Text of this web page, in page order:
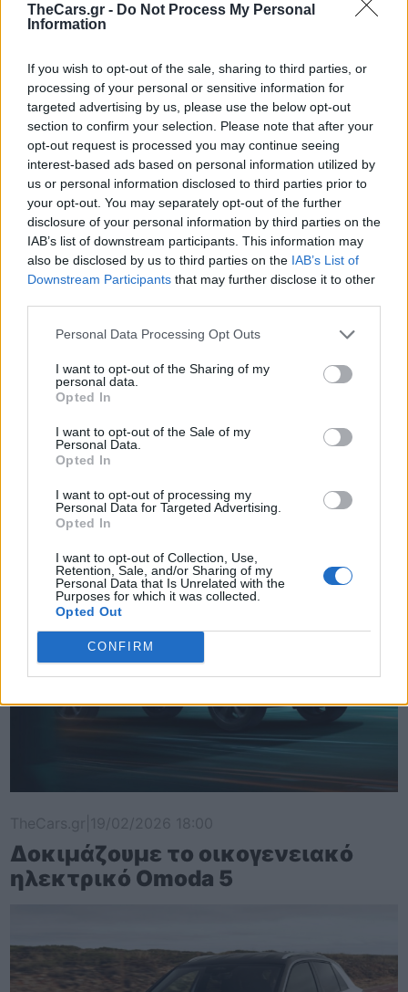
TheCars.gr - Do Not Process My Personal
Information
If you wish to opt-out of the sale, sharing to third parties, or
processing of your personal or sensitive information for
targeted advertising by us, please use the below opt-out
section to confirm your selection. Please note that after your
opt-out request is processed you may continue seeing
interest-based ads based on personal information utilized by
us or personal information disclosed to third parties prior to
your opt-out. You may separately opt-out of the further
disclosure of your personal information by third parties on the
IAB’s list of downstream participants. This information may
also be disclosed by us to third parties on the IAB’s List of
Downstream Participants that may further disclose it to other
Personal Data Processing Opt Outs
I want to opt-out of the Sharing of my
personal data.
Opted In
I want to opt-out of the Sale of my
Personal Data.
Opted In
I want to opt-out of processing my
Personal Data for Targeted Advertising.
Opted In
I want to opt-out of Collection, Use,
Retention, Sale, and/or Sharing of my
Personal Data that Is Unrelated with the
Purposes for which it was collected.
Opted Out
CONFIRM
διατηρούν τη
μια μεταλλική μπάλα που εισάγεται
στον σωλήνα κατά την κάμψη.
εξάτμισηΚαύσιμακινητήρας
Δείτε επίσης
Δοκιμάζουμε το οικογενειακό
ηλεκτρικό Omoda 5